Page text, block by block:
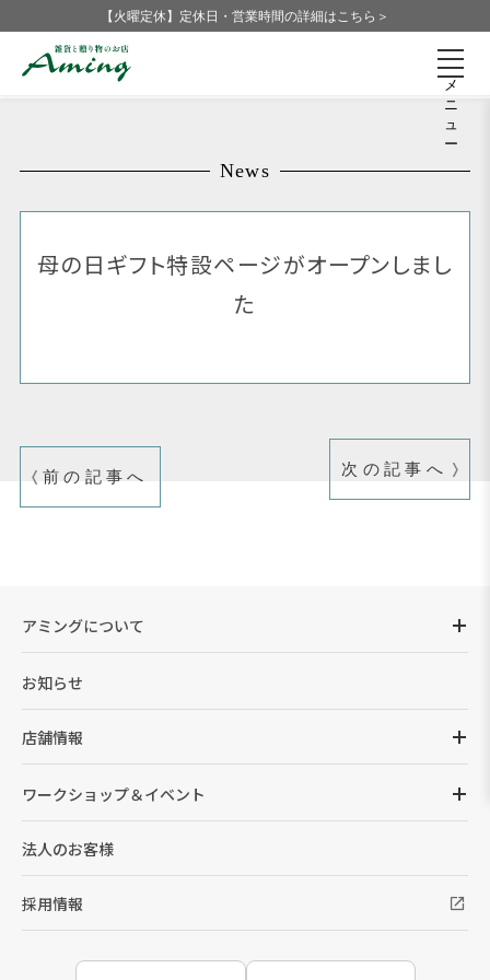
【火曜定休】定休日・営業時間の詳細はこちら＞
メ
ニ
ュ
ー
News
母の日ギフト特設ページがオープンしまし
た
前の記事へ 次の記事へ
アミングについて
お知らせ
店舗情報
ワークショップ＆イベント
法人のお客様
採用情報